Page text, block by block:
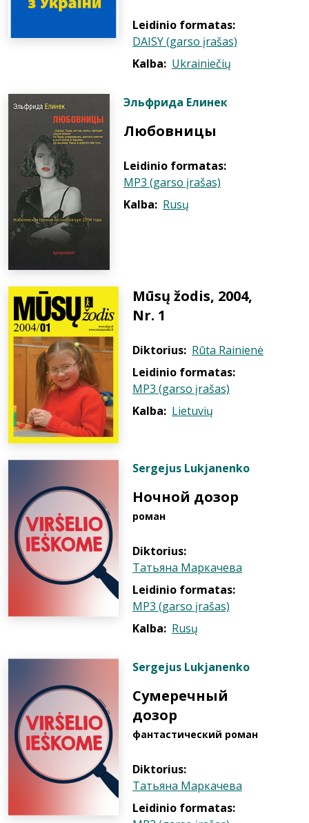
Leidinio formatas:
DAISY (garso įrašas)
Kalba: Ukrainiečių
Эльфрида Елинек
Любовницы
Leidinio formatas:
MP3 (garso įrašas)
Kalba: Rusų
Mūsų žodis, 2004,
Nr. 1
Diktorius: Rūta Rainienė
Leidinio formatas:
MP3 (garso įrašas)
Kalba: Lietuvių
Sergejus Lukjanenko
Ночной дозор
роман
Diktorius:
Татьяна Маркачева
Leidinio formatas:
MP3 (garso įrašas)
Kalba: Rusų
Sergejus Lukjanenko
Сумеречный
дозор
фантастический роман
Diktorius:
Татьяна Маркачева
Leidinio formatas: